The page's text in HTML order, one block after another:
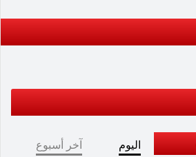
اليوم آخر أسبوع